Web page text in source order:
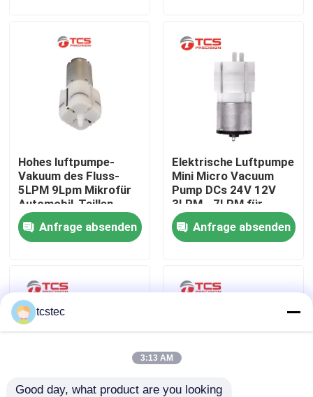
Produkte
VR-Show
Über uns
Werksbesichtigung
Qualitätskontrolle
Neuigkeiten
Blog
Hohes luftpumpe-
Vakuum des Fluss-
5LPM 9Lpm Mikrofür
Automobil-Taillen-
Unterstützung
Anfrage absenden
Elektrische Luftpumpe
Mini Micro Vacuum
Pump DCs 24V 12V
3LPM - 7LPM für
Massager
Anfrage absenden
tcstec
3:13 AM
Good day, what product are you looking